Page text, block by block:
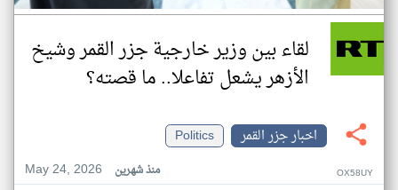
لقاء بين وزير خارجية جزر القمر وشيخ
الأزهر يشعل تفاعلا.. ما قصته؟
اخبار جزر القمر
Politics
May 24, 2026
منذ شهرين OX58UY